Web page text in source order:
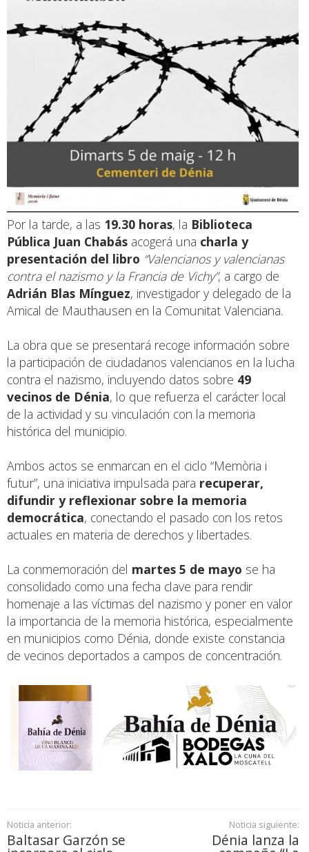
Por la tarde, a las 19.30 horas, la Biblioteca
Pública Juan Chabás acogerá una charla y
presentación del libro “Valencianos y valencianas
contra el nazismo y la Francia de Vichy”, a cargo de
Adrián Blas Mínguez, investigador y delegado de la
Amical de Mauthausen en la Comunitat Valenciana.
La obra que se presentará recoge información sobre
la participación de ciudadanos valencianos en la lucha
contra el nazismo, incluyendo datos sobre 49
vecinos de Dénia, lo que refuerza el carácter local
de la actividad y su vinculación con la memoria
histórica del municipio.
Ambos actos se enmarcan en el ciclo “Memòria i
futur”, una iniciativa impulsada para recuperar,
difundir y reflexionar sobre la memoria
democrática, conectando el pasado con los retos
actuales en materia de derechos y libertades.
La conmemoración del martes 5 de mayo se ha
consolidado como una fecha clave para rendir
homenaje a las víctimas del nazismo y poner en valor
la importancia de la memoria histórica, especialmente
en municipios como Dénia, donde existe constancia
de vecinos deportados a campos de concentración.
Noticia anterior:
Baltasar Garzón se
Noticia siguiente:
Dénia lanza la